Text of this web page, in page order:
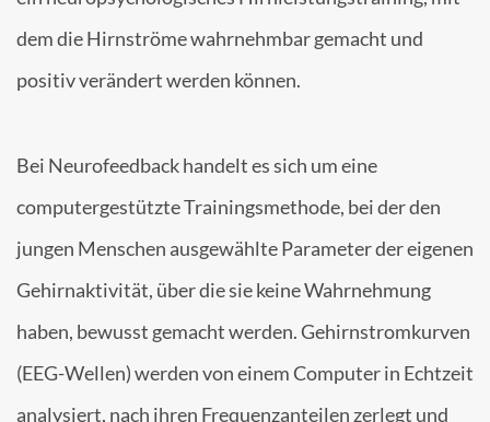
dem die Hirnströme wahrnehmbar gemacht und
positiv verändert werden können.
Bei Neurofeedback handelt es sich um eine
computergestützte Trainingsmethode, bei der den
jungen Menschen ausgewählte Parameter der eigenen
Gehirnaktivität, über die sie keine Wahrnehmung
haben, bewusst gemacht werden. Gehirnstromkurven
(EEG-Wellen) werden von einem Computer in Echtzeit
analysiert, nach ihren Frequenzanteilen zerlegt und